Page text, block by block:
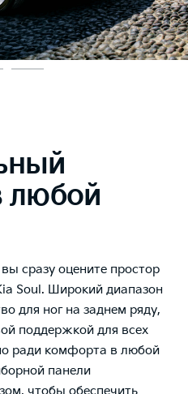
любой
сразу оцените простор
Soul. Широкий диапазон
для ног на заднем ряду,
поддержкой для всех
ради комфорта в любой
панели